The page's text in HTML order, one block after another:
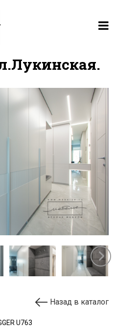
Назад в каталог
U763